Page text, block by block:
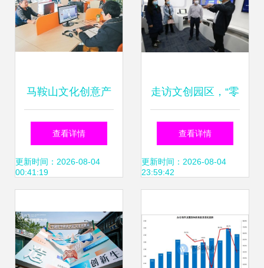
马鞍山文化创意产
业 数字软件驱动，
缔造新型“无烟工
查看详情
更新时间：2026-08-04
00:41:19
走访文创园区，“零
距离”助力文创企业
复工复产——数字
的破局之路
查看详情
更新时间：2026-08-04
23:59:42